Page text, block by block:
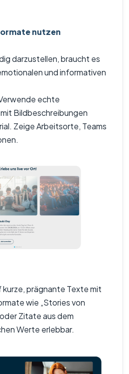
nutzen
darzustellen, braucht es
und informativen
echte
Bildbeschreibungen
Zeige Arbeitsorte, Teams
prägnante Texte mit
wie „Stories von
Zitate aus dem
Werte erlebbar.